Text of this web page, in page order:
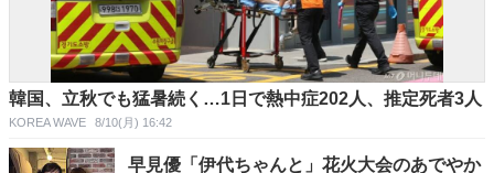
韓国、立秋でも猛暑続く…1日で熱中症202人、推定死者3人
KOREA WAVE 8/10(月) 16:42
早見優「伊代ちゃんと」花火大会のあでやか